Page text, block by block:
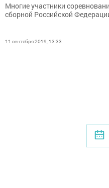
Многие участники
сборной Российской
11 сентября 2019, 13:33